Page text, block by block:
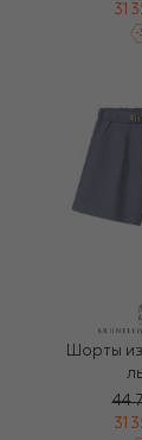
31
-
Шорты
44
31